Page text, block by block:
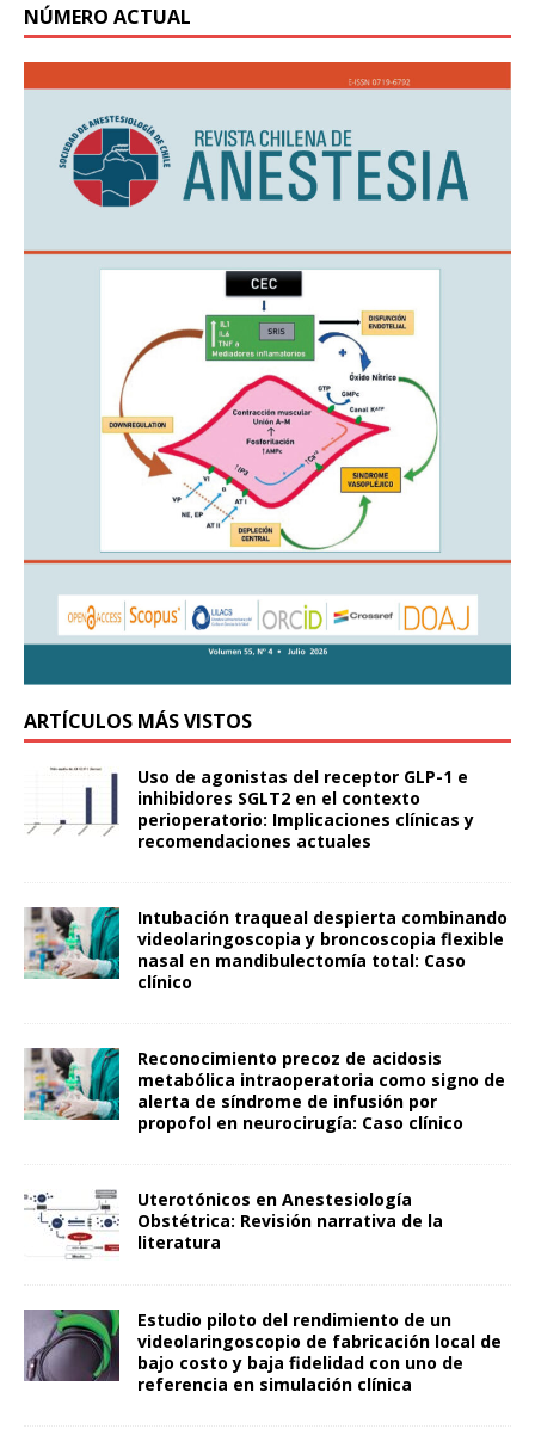
NÚMERO ACTUAL
ARTÍCULOS MÁS VISTOS
Uso de agonistas del receptor GLP-1 e
inhibidores SGLT2 en el contexto
perioperatorio: Implicaciones clínicas y
recomendaciones actuales
Intubación traqueal despierta combinando
videolaringoscopia y broncoscopia flexible
nasal en mandibulectomía total: Caso
clínico
Reconocimiento precoz de acidosis
metabólica intraoperatoria como signo de
alerta de síndrome de infusión por
propofol en neurocirugía: Caso clínico
Uterotónicos en Anestesiología
Obstétrica: Revisión narrativa de la
literatura
Estudio piloto del rendimiento de un
videolaringoscopio de fabricación local de
bajo costo y baja fidelidad con uno de
referencia en simulación clínica